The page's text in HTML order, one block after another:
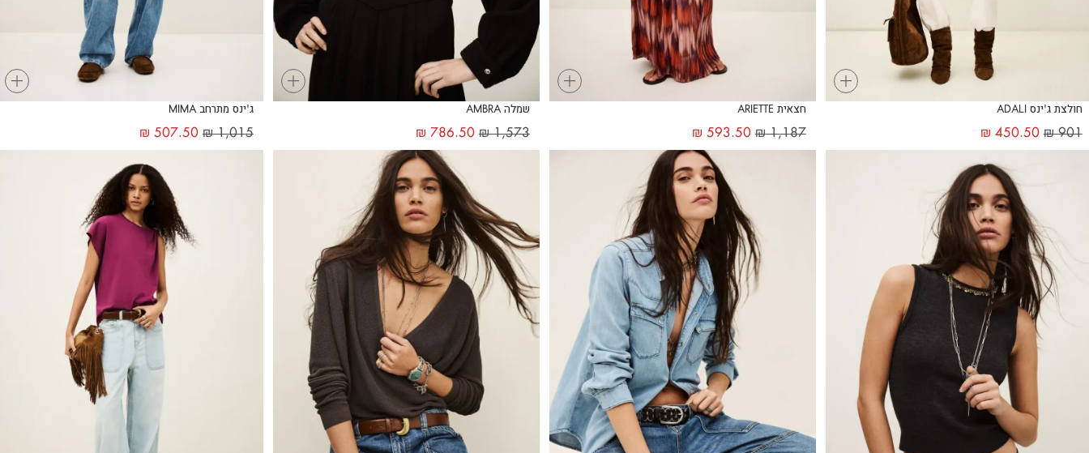
+
חולצת ג'ינס ADALI
₪901
₪ 450.50
+
חצאית ARIETTE
₪1,187
₪ 593.50
+
שמלה AMBRA
₪1,573
₪ 786.50
+
ג'ינס מתרחב MIMA
₪1,015
₪ 507.50